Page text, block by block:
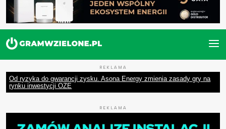
REKLAMA
Od ryzyka do gwarancji zysku. Asona Energy zmienia zasady gry na
rynku inwestycji OZE
REKLAMA